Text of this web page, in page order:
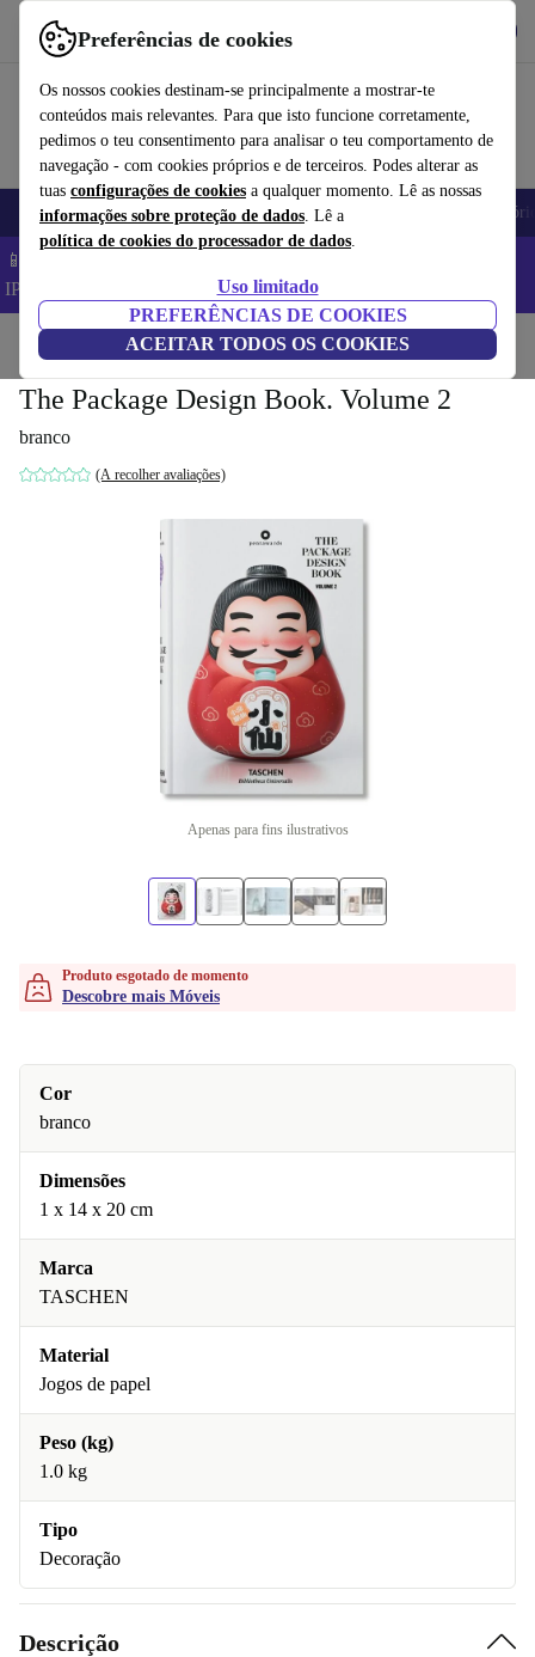
Preferências de cookies
Os nossos cookies destinam-se principalmente a mostrar-te
conteúdos mais relevantes. Para que isto funcione corretamente,
pedimos o teu consentimento para analisar o teu comportamento de
navegação - com cookies próprios e de terceiros. Podes alterar as
tuas configurações de cookies a qualquer momento. Lê as nossas
informações sobre proteção de dados. Lê a
política de cookies do processador de dados.
Uso limitado
PREFERÊNCIAS DE COOKIES
ACEITAR TODOS OS COOKIES
Use o refurbed de forma rápida e fácil
Telemóveis Computadores Portáteis Tablets
📱 Poupa 5% EXTRA em todos os iPhones – Código:
IPHONEDEAL –
Início Casa Móveis
The Package Design Book. Volume 2
branco
(A recolher avaliações)
Apenas para fins ilustrativos
Produto esgotado de momento
Descobre mais Móveis
Cor
branco
Dimensões
1 x 14 x 20 cm
Marca
TASCHEN
Material
Jogos de papel
Peso (kg)
1.0 kg
Tipo
Decoração
Descrição